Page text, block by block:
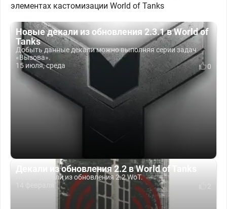
элементах кастомизации World of Tanks
Новые декали из обновления 2.3.1 в World of
Tanks
Добыть данные декали можно выполняя серии задач
«Вызова».
15 июля, среда
0
Декали из обновления 2.2 в World of Tanks
Новые декали из обновления 2.2 WoT.